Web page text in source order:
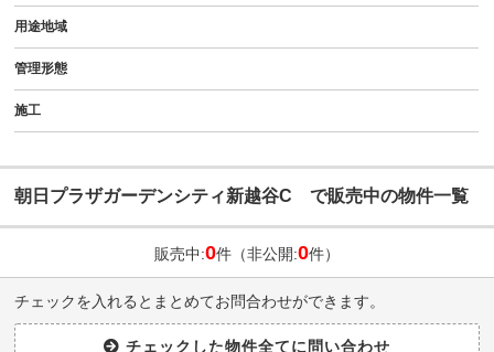
用途地域
管理形態
施工
朝日プラザガーデンシティ新越谷C で販売中の物件一覧
販売中:0件（非公開:0件）
チェックを入れるとまとめてお問合わせができます。